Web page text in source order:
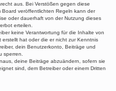
aus. Bei Verstößen gegen diese
veröffentlichten Regeln kann der
oder dauerhaft von der Nutzung dieses
erteilen.
keine Verantwortung für die Inhalte von
hat oder die er nicht zur Kenntnis
dein Benutzerkonto, Beiträge und
sperren.
deine Beiträge abzuändern, sofern sie
sind, dem Betreiber oder einem Dritten